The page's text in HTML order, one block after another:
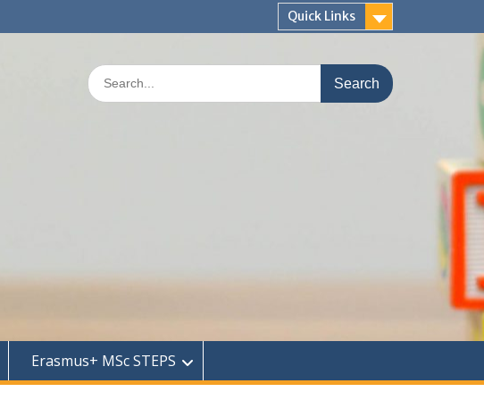
Quick Links
Search
for:
Erasmus+ MSc STEPS